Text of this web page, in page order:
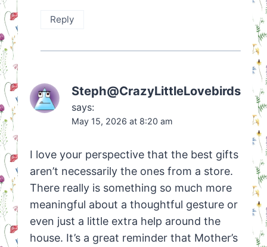
Reply
Steph@CrazyLittleLovebirds
says:
May 15, 2026 at 8:20 am
​I love your perspective that the best gifts
aren’t necessarily the ones from a store.
There really is something so much more
meaningful about a thoughtful gesture or
even just a little extra help around the
house. It’s a great reminder that Mother’s